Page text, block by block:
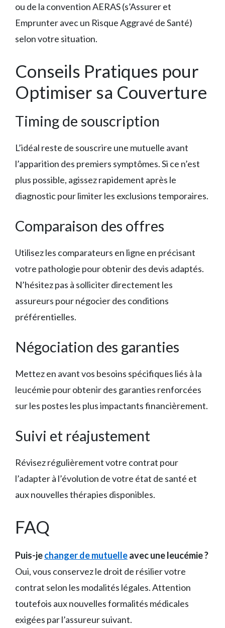
ou de la convention AERAS (s’Assurer et
Emprunter avec un Risque Aggravé de Santé)
selon votre situation.
Conseils Pratiques pour
Optimiser sa Couverture
Timing de souscription
L’idéal reste de souscrire une mutuelle avant
l’apparition des premiers symptômes. Si ce n’est
plus possible, agissez rapidement après le
diagnostic pour limiter les exclusions temporaires.
Comparaison des offres
Utilisez les comparateurs en ligne en précisant
votre pathologie pour obtenir des devis adaptés.
N’hésitez pas à solliciter directement les
assureurs pour négocier des conditions
préférentielles.
Négociation des garanties
Mettez en avant vos besoins spécifiques liés à la
leucémie pour obtenir des garanties renforcées
sur les postes les plus impactants financièrement.
Suivi et réajustement
Révisez régulièrement votre contrat pour
l’adapter à l’évolution de votre état de santé et
aux nouvelles thérapies disponibles.
FAQ
Puis-jechanger de mutuelleavec une leucémie ?
Oui, vous conservez le droit de résilier votre
contrat selon les modalités légales. Attention
toutefois aux nouvelles formalités médicales
exigées par l’assureur suivant.